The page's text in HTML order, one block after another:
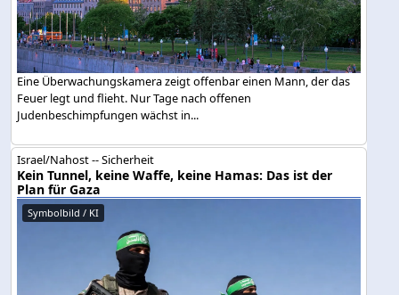
Eine Überwachungskamera zeigt offenbar einen Mann, der das
Feuer legt und flieht. Nur Tage nach offenen
Judenbeschimpfungen wächst in...
Israel/Nahost -- Sicherheit
Kein Tunnel, keine Waffe, keine Hamas: Das ist der
Plan für Gaza
Symbolbild / KI